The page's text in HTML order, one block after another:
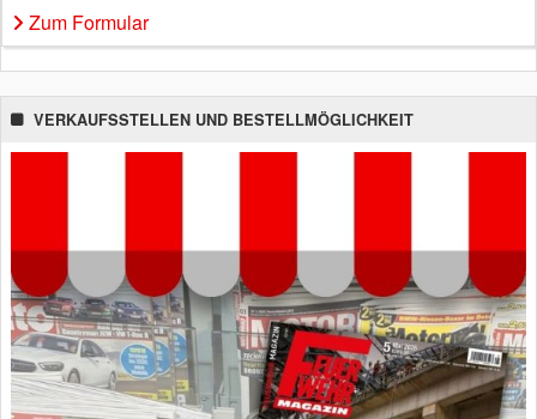
Zum Formular
VERKAUFSSTELLEN UND BESTELLMÖGLICHKEIT